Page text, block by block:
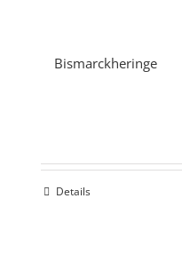
Bismarckheringe
Details